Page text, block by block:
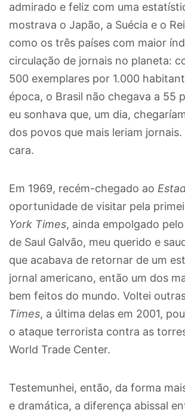
admirado e feliz com uma
mostrava o Japão, a Suécia e o
como os três países com maior
circulação de jornais no planeta:
500 exemplares por 1.000
época, o Brasil não chegava a 55
eu sonhava que, um dia,
dos povos que mais leriam jornais.
cara.
Em 1969, recém-chegado ao
oportunidade de visitar pela
York Times, ainda empolgado
de Saul Galvão, meu querido e
que acabava de retornar de um
jornal americano, então um dos
bem feitos do mundo. Voltei
Times, a última delas em 2001,
o ataque terrorista contra as
World Trade Center.
Testemunhei, então, da forma
e dramática, a diferença abissal